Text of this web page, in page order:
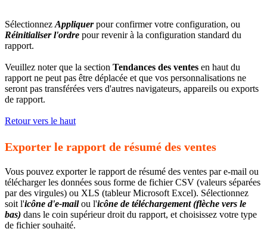
Sélectionnez Appliquerpour confirmer votre configuration, ou
Réinitialiser l'ordre pour revenir à la configuration standard du
rapport.
Veuillez noter que la section Tendances des ventes en haut du
rapport ne peut pas être déplacée et que vos personnalisations ne
seront pas transférées vers d'autres navigateurs, appareils ou exports
de rapport.
Retour vers le haut
Exporter le rapport de résumé des ventes
Vous pouvez exporter le rapport de résumé des ventes par e-mail ou
télécharger les données sous forme de fichier CSV (valeurs séparées
par des virgules) ou XLS (tableur Microsoft Excel). Sélectionnez
soit l'icône d'e-mailou l'icône de téléchargement (flèche vers le
bas) dans le coin supérieur droit du rapport, et choisissez votre type
de fichier souhaité.